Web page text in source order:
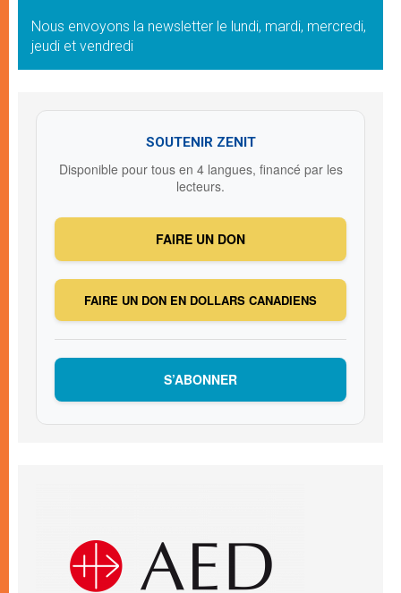
Nous envoyons la newsletter le lundi, mardi, mercredi,
jeudi et vendredi
SOUTENIR ZENIT
Disponible pour tous en 4 langues, financé par les
lecteurs.
FAIRE UN DON
FAIRE UN DON EN DOLLARS CANADIENS
S’ABONNER